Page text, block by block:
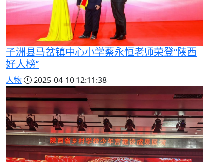
子洲县马岔镇中心小学蔡永恒老师荣登“陕西
好人榜”
人物 2025-04-10 12:11:38